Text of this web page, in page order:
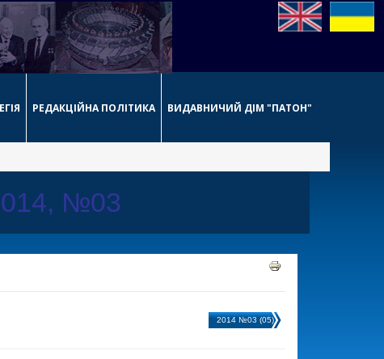
РЕДАКЦІЙНА ПОЛІТИКА ВИДАВНИЧИЙ ДІМ "ПАТОН"
№03
2014 №03 (05)